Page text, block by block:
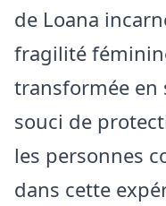
de Loana
fragilité
transformée en
souci de
les personnes
dans cette